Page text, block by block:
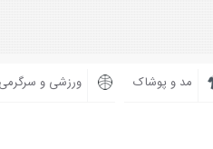
مد و پوشاک ورزشی و سرگرمی